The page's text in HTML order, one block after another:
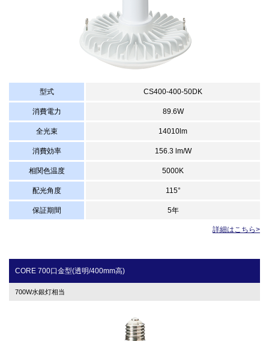
型式 CS400-400-50DK
消費電力 89.6W
全光束 14010lm
消費効率 156.3 lm/W
相関色温度 5000K
配光角度 115°
保証期間 5年
詳細はこちら>
CORE 700口金型(透明/400mm高)
700W水銀灯相当